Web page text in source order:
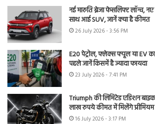
नई मारुति ब्रेजा फेसलिफ्ट लॉन्च,
साथ आई SUV, जानें क्या है कीमत
26 July 2026 - 3:56 PM
E20 पेट्रोल, फ्लेक्स फ्यूल या EV
पहले जानें किसमें है ज्यादा फायदा
23 July 2026 - 7:41 PM
Triumph की लिमिटेड एडिशन
लाख रुपये कीमत में मिलेंगे प्रीमियम
16 July 2026 - 3:17 PM